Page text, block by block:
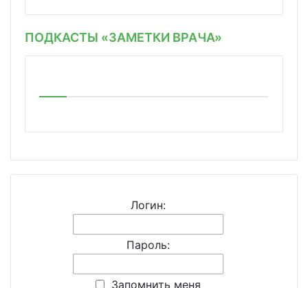
ПОДКАСТЫ «ЗАМЕТКИ ВРАЧА»
Логин:
Пароль:
Запомнить меня